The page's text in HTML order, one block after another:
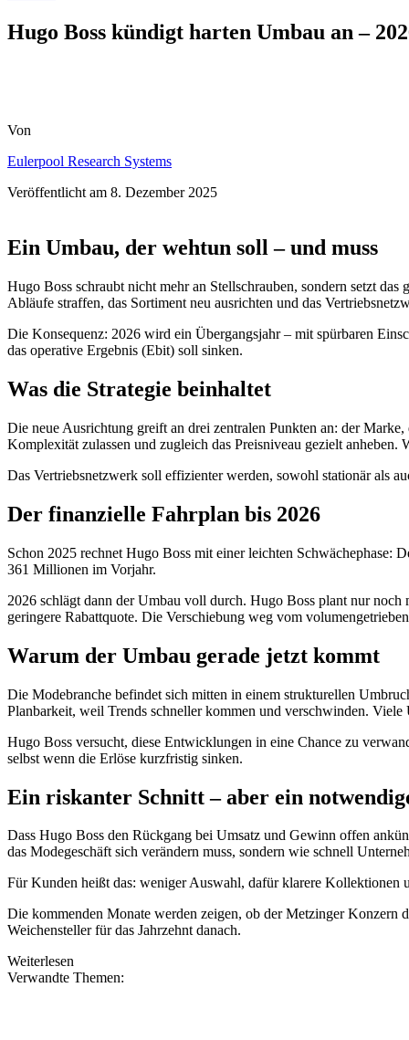
Hugo Boss kündigt harten Umbau an –
Von
Eulerpool Research Systems
Veröffentlicht am 8. Dezember 2025
Ein Umbau, der wehtun soll – und muss
Hugo Boss schraubt nicht mehr an Stellschrauben, sondern setzt
Abläufe straffen, das Sortiment neu ausrichten und das
Die Konsequenz: 2026 wird ein Übergangsjahr – mit spürbaren
das operative Ergebnis (Ebit) soll sinken.
Was die Strategie beinhaltet
Die neue Ausrichtung greift an drei zentralen Punkten an: der
Komplexität zulassen und zugleich das Preisniveau gezielt anheben.
Das Vertriebsnetzwerk soll effizienter werden, sowohl stationär als
Der finanzielle Fahrplan bis 2026
Schon 2025 rechnet Hugo Boss mit einer leichten
361 Millionen im Vorjahr.
2026 schlägt dann der Umbau voll durch. Hugo Boss plant nur
geringere Rabattquote. Die Verschiebung weg vom
Warum der Umbau gerade jetzt kommt
Die Modebranche befindet sich mitten in einem strukturellen
Planbarkeit, weil Trends schneller kommen und verschwinden.
Hugo Boss versucht, diese Entwicklungen in eine Chance zu
selbst wenn die Erlöse kurzfristig sinken.
Ein riskanter Schnitt – aber ein
Dass Hugo Boss den Rückgang bei Umsatz und Gewinn offen
das Modegeschäft sich verändern muss, sondern wie schnell
Für Kunden heißt das: weniger Auswahl, dafür klarere Kollektionen
Die kommenden Monate werden zeigen, ob der Metzinger
Weichensteller für das Jahrzehnt danach.
Weiterlesen
Verwandte Themen: